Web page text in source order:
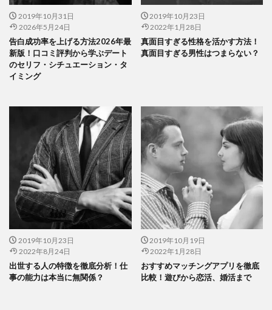
2019年10月31日
2026年5月24日
告白成功率を上げる方法2026年最
新版！口コミ評判から学ぶデート
のセリフ・シチュエーション・タ
イミング
2019年10月23日
2022年1月28日
真面目すぎる性格を活かす方法！
真面目すぎる男性はつまらない？
2019年10月23日
2022年8月24日
出世する人の特徴を徹底分析！仕
事の能力は本当に無関係？
2019年10月19日
2022年1月28日
おすすめマッチングアプリを徹底
比較！遊びから恋活、婚活まで